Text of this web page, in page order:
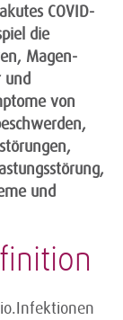
COVID-
die
Magen-
und
von
und